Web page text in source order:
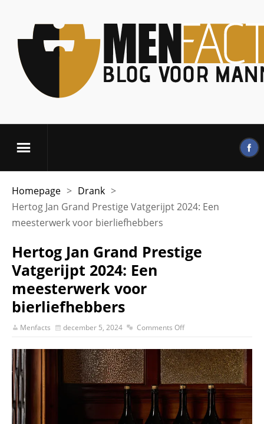
Homepage > Drank >
Hertog Jan Grand Prestige Vatgerijpt 2024: Een
meesterwerk voor bierliefhebbers
Hertog Jan Grand Prestige
Vatgerijpt 2024: Een
meesterwerk voor
bierliefhebbers
Menfacts december 5, 2024 Comments Off